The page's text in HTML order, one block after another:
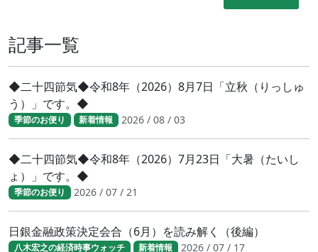
記事一覧
◆二十四節気◆令和8年（2026）8月7日「立秋（りっしゅ
う）」です。◆
季節のお便り 新着情報 2026 / 08 / 03
◆二十四節気◆令和8年（2026）7月23日「大暑（たいし
ょ）」です。◆
季節のお便り 2026 / 07 / 21
日銀金融政策決定会合（6月）を読み解く（後編）
八木宏之の経済時事ウォッチ 新着情報 2026 / 07 / 17